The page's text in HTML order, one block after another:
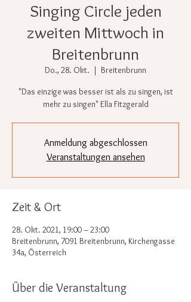
Singing Circle jeden
zweiten Mittwoch in
Breitenbrunn
Do., 28. Okt.
  |
Breitenbrunn
"Das einzige was besser ist als zu singen, ist
mehr zu singen" Ella Fitzgerald
Anmeldung abgeschlossen
Veranstaltungen ansehen
Zeit & Ort
28. Okt. 2021, 19:00 – 23:00
Breitenbrunn, 7091 Breitenbrunn, Kirchengasse
34a, Österreich
Über die Veranstaltung